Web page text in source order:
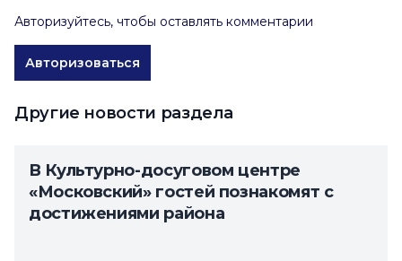
Авторизуйтесь, чтобы оставлять комментарии
Авторизоваться
Другие новости раздела
В Культурно-досуговом центре
«Московский» гостей познакомят с
достижениями района